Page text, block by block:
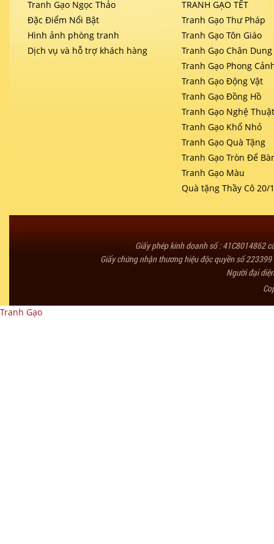
Tranh Gạo Ngọc Thảo
Đặc Điểm Nổi Bật
Hình ảnh phòng tranh
Dịch vụ và hỗ trợ khách hàng
TRANH GẠO TẾT
Tranh Gạo Thư Pháp
Tranh Gạo Tôn Giáo
Tranh Gạo Chân Dung
Tranh Gạo Phong
Tranh Gạo Động Vật
Tranh Gạo Đồng Hồ
Tranh Gạo Nghệ
Tranh Gạo Khổ Nhỏ
Tranh Gạo Quà Tặng
Tranh Gạo Tròn Để
Tranh Gạo Màu
Quà tặng Thầy Cô 20/
Giấy phép kinh doanh số : 41C8014862
Giấy chứng nhận thương hiệu độc quyền số
Người đại
Tranh Gạo